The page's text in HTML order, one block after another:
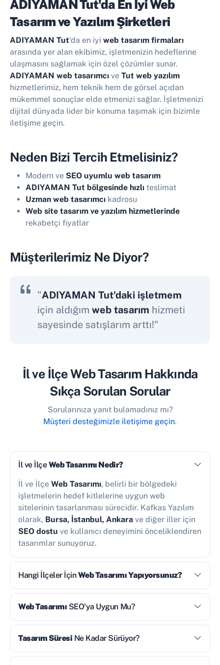
ADIYAMAN Tut'da En İyiWeb
Tasarım ve Yazılım Şirketleri
ADIYAMAN Tut'da en iyi web tasarım firmaları
arasında yer alan ekibimiz, işletmenizin hedeflerine
ulaşmasını sağlamak için özel çözümler sunar.
ADIYAMAN web tasarımcı ve Tut web yazılım
hizmetlerimiz, hem teknik hem de görsel açıdan
mükemmel sonuçlar elde etmenizi sağlar. İşletmenizi
dijital dünyada lider bir konuma taşımak için bizimle
iletişime geçin.
Neden Bizi Tercih Etmelisiniz?
Modern ve SEO uyumlu web tasarım
ADIYAMAN Tut bölgesinde hızlı teslimat
Uzman web tasarımcı kadrosu
Web site tasarım ve yazılım hizmetlerinde
rekabetçi fiyatlar
Müşterilerimiz Ne Diyor?
"ADIYAMAN Tut'daki işletmem
için aldığım web tasarım hizmeti
sayesinde satışlarım arttı!"
İl ve İlçe Web Tasarım Hakkında
Sıkça Sorulan Sorular
Sorularınıza yanıt bulamadınız mı?
Müşteri desteğimizle iletişime geçin.
İl ve İlçeWeb Tasarımı Nedir?
İl ve İlçe Web Tasarımı, belirli bir bölgedeki
işletmelerin hedef kitlelerine uygun web
sitelerinin tasarlanması sürecidir. Kafkas Yazılım
olarak, Bursa, İstanbul, Ankara ve diğer iller için
SEO dostu ve kullanıcı deneyimini önceliklendiren
tasarımlar sunuyoruz.
Hangi İlçeler İçinWeb Tasarımı Yapıyorsunuz?
Web Tasarımı SEO'ya Uygun Mu?
Tasarım Süresi Ne Kadar Sürüyor?